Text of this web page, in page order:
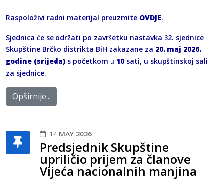
Raspoloživi radni materijal preuzmite OVDJE.
Sjednica će se održati po završetku nastavka 32. sjednice
Skupštine Brčko distrikta BiH zakazane za 20. maj 2026.
godine (srijeda) s početkom u 10 sati, u skupštinskoj sali
za sjednice.
Opširnije...
14 MAY 2026
Predsjednik Skupštine
upriličio prijem za članove
Vijeća nacionalnih manjina